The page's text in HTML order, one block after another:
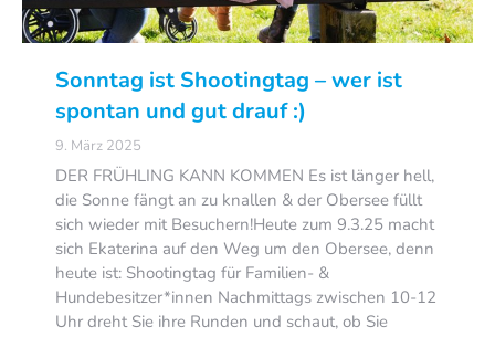
Sonntag ist Shootingtag – wer ist
spontan und gut drauf :)
9. März 2025
DER FRÜHLING KANN KOMMEN Es ist länger hell,
die Sonne fängt an zu knallen & der Obersee füllt
sich wieder mit Besuchern!Heute zum 9.3.25 macht
sich Ekaterina auf den Weg um den Obersee, denn
heute ist: Shootingtag für Familien- &
Hundebesitzer*innen Nachmittags zwischen 10-12
Uhr dreht Sie ihre Runden und schaut, ob Sie